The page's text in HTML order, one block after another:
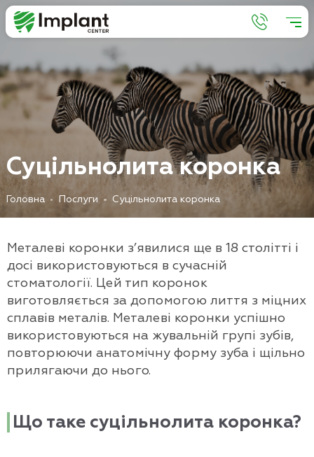
Суцільнолита коронка
Головна Послуги Суцільнолита коронка
Металеві коронки з’явилися ще в 18 столітті і
досі використовуються в сучасній
стоматології. Цей тип коронок
виготовляється за допомогою лиття з міцних
сплавів металів. Металеві коронки успішно
використовуються на жувальній групі зубів,
повторюючи анатомічну форму зуба і щільно
прилягаючи до нього.
Що таке суцільнолита коронка?